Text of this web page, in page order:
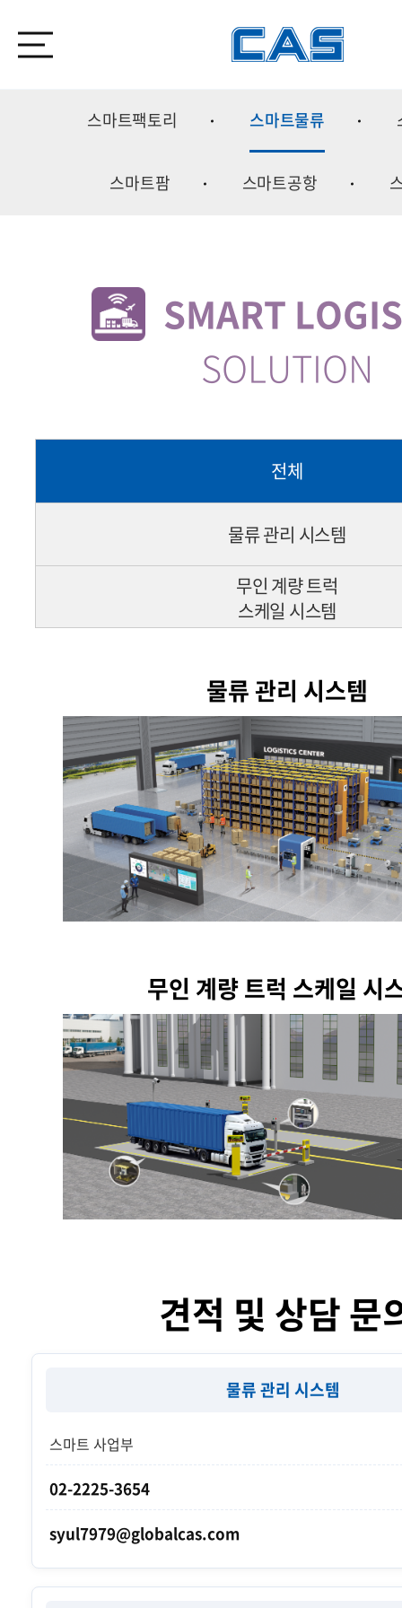
스마트팩토
스마트팩토리 스마트물류
스마트팜 스마트공항
SMART
SOLUTION
전체
물류 관리 시스템
무인 계량 트럭
스케일 시스템
물류 관리 시스템
무인 계량 트럭 스케일 시
견적 및 상담 문
물류 관리 시스템
스마트 사업부
02-2225-3654
syul7979@globalcas.com